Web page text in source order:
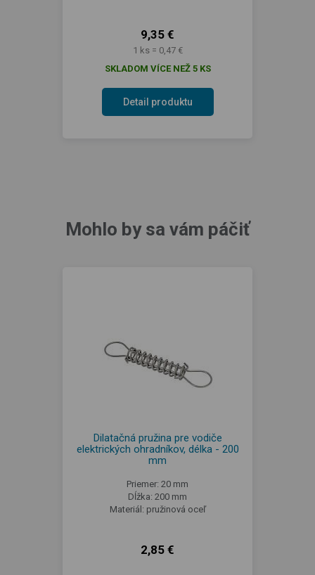
9,35 €
1 ks = 0,47 €
SKLADOM VÍCE NEŽ 5 KS
Detail produktu
Mohlo by sa vám páčiť
Dilatačná pružina pre vodiče
elektrických ohradníkov, délka - 200
mm
Priemer: 20 mm
Dĺžka: 200 mm
Materiál: pružinová oceľ
2,85 €